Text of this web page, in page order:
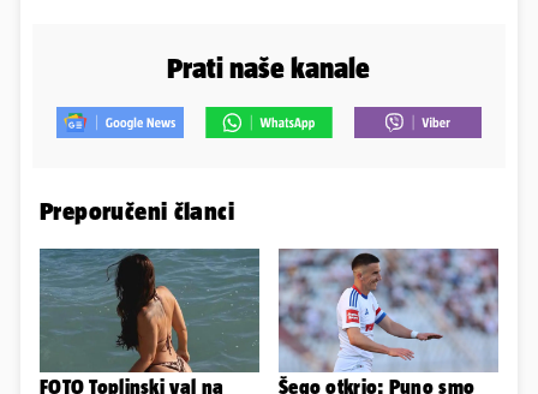
Prati naše kanale
Preporučeni članci
FOTO Toplinski val na Šego otkrio: Puno smo